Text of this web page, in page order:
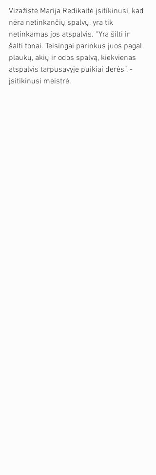
Vizažistė Marija Redikaitė įsitikinusi, kad
nėra netinkančių spalvų, yra tik
netinkamas jos atspalvis. “Yra šilti ir
šalti tonai. Teisingai parinkus juos pagal
plaukų, akių ir odos spalvą, kiekvienas
atspalvis tarpusavyje puikiai derės”, -
įsitikinusi meistrė.